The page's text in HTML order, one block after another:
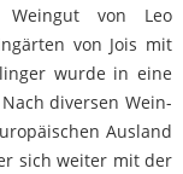
Weingut von Leo
von Jois mit
wurde in eine
diversen Wein­
Ausland
sich weiter mit der